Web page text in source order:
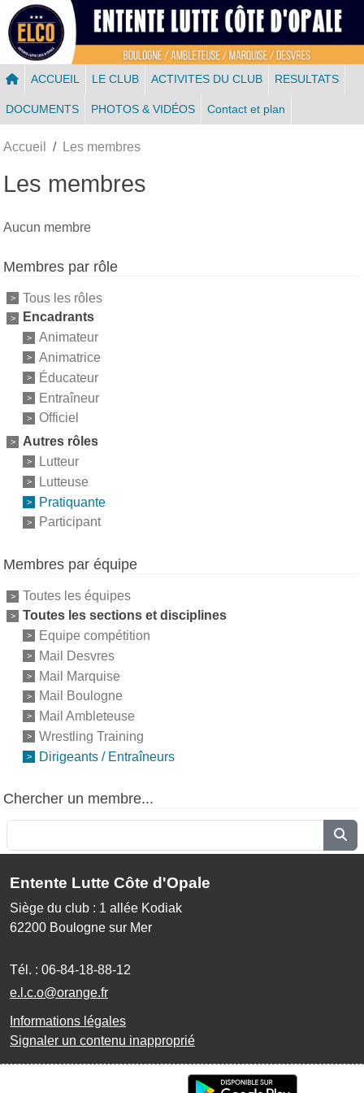
ACCUEIL LE CLUB ACTIVITES DU CLUB RESULTATS
DOCUMENTS PHOTOS & VIDÉOS Contact et plan
Accueil Les membres
Les membres
Aucun membre
Membres par rôle
Tous les rôles
Encadrants
Animateur
Animatrice
Éducateur
Entraîneur
Officiel
Autres rôles
Lutteur
Lutteuse
Pratiquante
Participant
Membres par équipe
Toutes les équipes
Toutes les sections et disciplines
Equipe compétition
Mail Desvres
Mail Marquise
Mail Boulogne
Mail Ambleteuse
Wrestling Training
Dirigeants / Entraîneurs
Chercher un membre...
Entente Lutte Côte d'Opale
Siège du club : 1 allée Kodiak
62200 Boulogne sur Mer
Tél. : 06-84-18-88-12
e.l.c.o@orange.fr
Informations légales
Signaler un contenu inapproprié
Panneau de gestion des cookies